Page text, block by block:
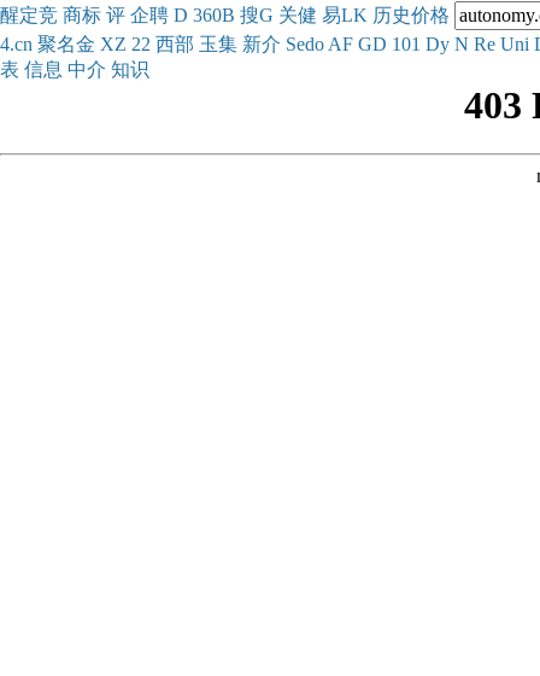
醒定竞 商标 评 企聘 D 360B 搜G 关健 易LK 历史价格
4.cn 聚名金 XZ 22 西部 玉集 新介 Sedo AF GD 101 Dy N Re Uni
表 信息 中介 知识